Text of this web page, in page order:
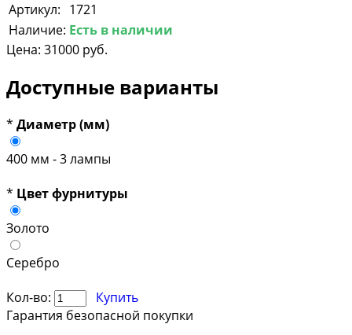
Артикул: 1721
Наличие: Есть в наличии
Цена: 31000 руб.
Доступные варианты
* Диаметр (мм)
400 мм - 3 лампы
* Цвет фурнитуры
Золото
Серебро
Кол-во:
Купить
Гарантия безопасной покупки